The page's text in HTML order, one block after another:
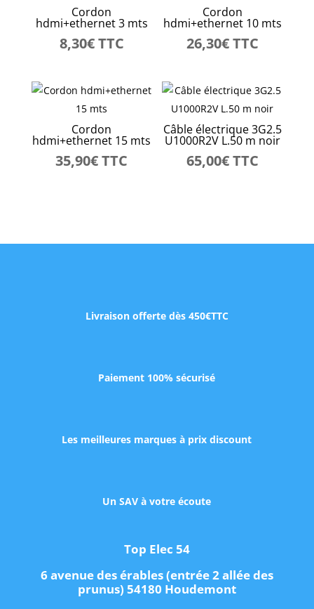
Cordon
hdmi+ethernet 3 mts
8,30€TTC
Cordon
hdmi+ethernet 10 mts
26,30€TTC
Cordon
hdmi+ethernet 15 mts
35,90€TTC
Câble électrique 3G2.5
U1000R2V L.50 m noir
65,00€TTC
Livraison offerte dès 450€TTC
Paiement 100% sécurisé
Les meilleures marques à prix discount
Un SAV à votre écoute
Top Elec 54
6 avenue des érables (entrée 2 allée des
prunus) 54180 Houdemont